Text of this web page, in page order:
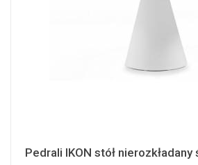
Pedrali IKON stół